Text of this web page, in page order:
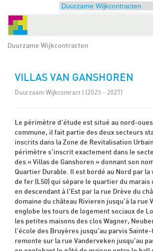
Duurzame Wijkcontracten
VILLAS VAN GANSHOREN
Duurzaam Wijkcontract | (2023 - 2027)
Le périmètre d’étude est situé au nord-
commune, il fait partie des deux secteurs
inscrits dans la Zone de Revitalisation
périmètre s’inscrit exactement dans le
des « Villas de Ganshoren » donnant son
Quartier Durable. Il est bordé au Nord par la
de fer (L50) qui sépare le quartier du marais
en descendant à l’Est par la rue Drève du
domaine du château Rivieren jusqu’à la rue
englobe les tours de logement sociaux de
les petites maisons des clos Wagner,
l’école des Bruyères jusqu’au parvis
remonte sur la rue Vanderveken jusqu’au